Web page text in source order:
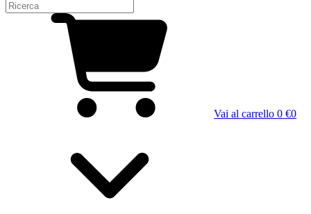
Vai al carrello 0 €0